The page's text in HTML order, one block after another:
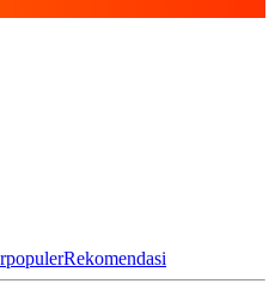
Rekomendasi